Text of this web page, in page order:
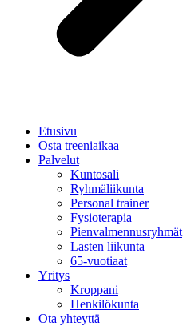
Etusivu
Osta treeniaikaa
Palvelut
Kuntosali
Ryhmäliikunta
Personal trainer
Fysioterapia
Pienvalmennusryhmät
Lasten liikunta
65-vuotiaat
Yritys
Kroppani
Henkilökunta
Ota yhteyttä